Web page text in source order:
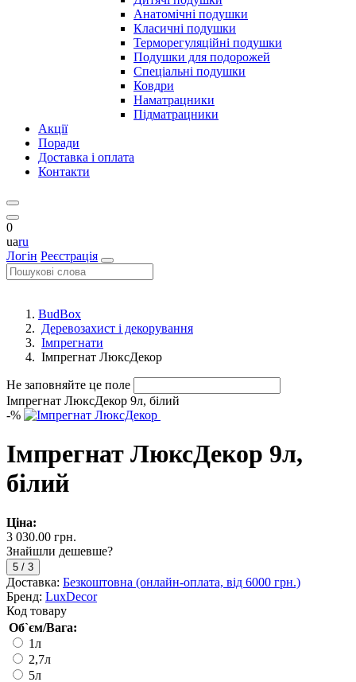
Анатомічні подушки
Класичні подушки
Терморегуляційні подушки
Подушки для подорожей
Спеціальні подушки
Ковдри
Наматрацники
Підматрацники
Акції
Поради
Доставка і оплата
Контакти
0
uaru
Логін Реєстрація
BudBox
Деревозахист і декорування
Імпрегнати
Імпрегнат ЛюксДекор
Не заповняйте це поле
Імпрегнат ЛюксДекор 9л, білий
-%
Імпрегнат ЛюксДекор 9л,
білий
Ціна:
3 030.00 грн.
Знайшли дешевше?
5 / 3
Доставка: Безкоштовна (онлайн-оплата, від 6000 грн.)
Бренд: LuxDecor
Код товару
Об`єм/Вага:
1л
2,7л
5л